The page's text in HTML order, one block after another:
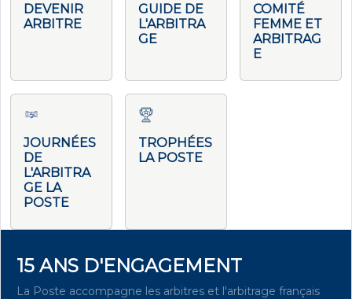
DEVENIR
ARBITRE
GUIDE DE
L'ARBITRA
GE
COMITÉ
FEMME ET
ARBITRAG
E
JOURNÉES
DE
L'ARBITRA
GE LA
POSTE
TROPHÉES
LA POSTE
15 ANS D'ENGAGEMENT
La Poste accompagne les arbitres et l'arbitrage français